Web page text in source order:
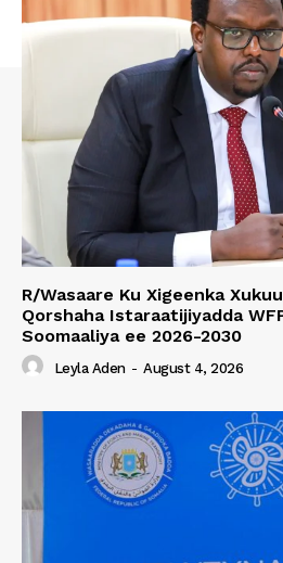
R/Wasaare Ku Xigeenka
Qorshaha Istaraatijiyadda
Soomaaliya ee 2026-2030
Leyla Aden - August 4, 2026